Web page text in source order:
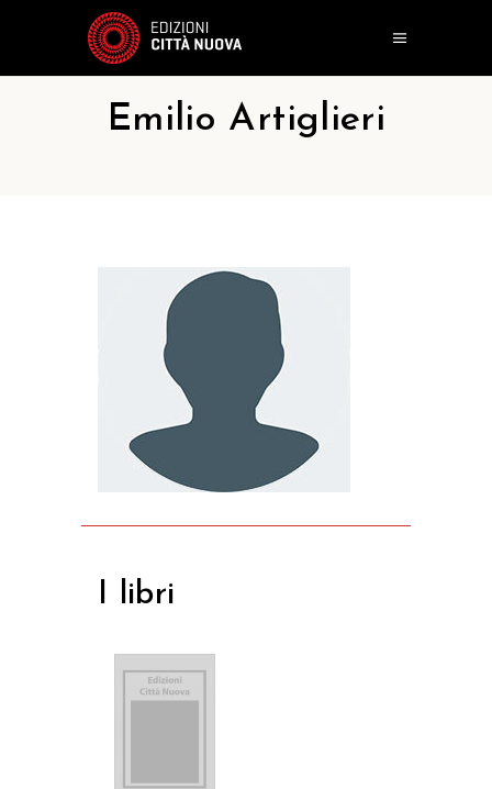
Emilio Artiglieri
I libri